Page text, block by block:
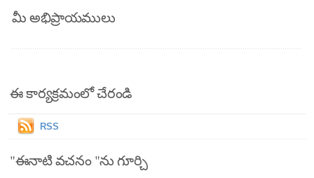
మీ అభిప్రాయములు
ఈ కార్యక్రమంలో చేరండి
RSS
"ఈనాటి వచనం "ను గూర్చి